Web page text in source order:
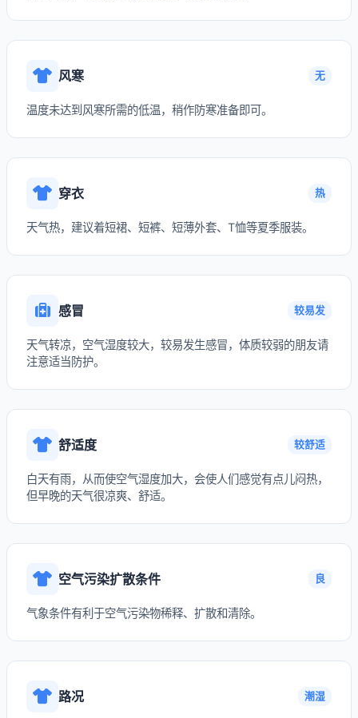
风寒 无
温度未达到风寒所需的低温，稍作防寒准备即可。
穿衣 热
天气热，建议着短裙、短裤、短薄外套、T恤等夏季服装。
感冒 较易发
天气转凉，空气湿度较大，较易发生感冒，体质较弱的朋友请
注意适当防护。
舒适度 较舒适
白天有雨，从而使空气湿度加大，会使人们感觉有点儿闷热，
但早晚的天气很凉爽、舒适。
空气污染扩散条件 良
气象条件有利于空气污染物稀释、扩散和清除。
路况 潮湿